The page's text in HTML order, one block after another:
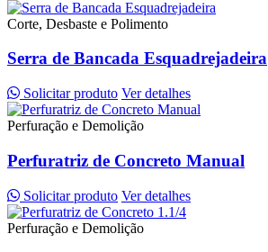
Corte, Desbaste e Polimento
Serra de Bancada Esquadrejadeira
Solicitar produto Ver detalhes
Perfuração e Demolição
Perfuratriz de Concreto Manual
Solicitar produto Ver detalhes
Perfuração e Demolição